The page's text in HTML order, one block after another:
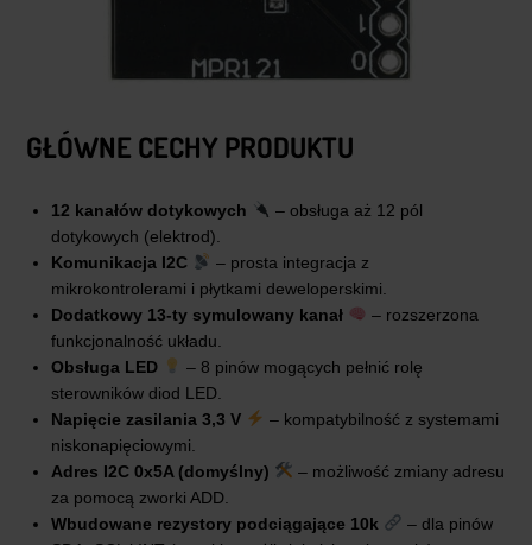
GŁÓWNE CECHY PRODUKTU
12 kanałów dotykowych
– obsługa aż 12 pól
dotykowych (elektrod).
Komunikacja I2C
– prosta integracja z
mikrokontrolerami i płytkami deweloperskimi.
Dodatkowy 13-ty symulowany kanał
– rozszerzona
funkcjonalność układu.
Obsługa LED
– 8 pinów mogących pełnić rolę
sterowników diod LED.
Napięcie zasilania 3,3 V
– kompatybilność z systemami
niskonapięciowymi.
Adres I2C 0x5A (domyślny)
– możliwość zmiany adresu
za pomocą zworki ADD.
Wbudowane rezystory podciągające 10k
– dla pinów